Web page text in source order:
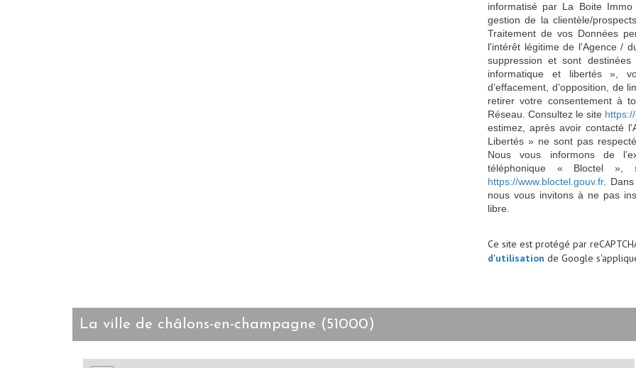
informatisé par La Boite
gestion de la clientèle/
Traitement de vos Données
l'intérêt légitime de l'Agence /
suppression et sont
informatique et libertés »,
d’effacement, d’opposition, de
retirer votre consentement à
Réseau. Consultez le site
estimez, après avoir contacté
Libertés » ne sont pas
Nous vous informons de
téléphonique « Bloctel
https://www.bloctel.gouv.fr.
nous vous invitons à ne pas
libre.
Ce site est protégé par
d'utilisation de Google
la ville de châlons-en-champagne (51000)